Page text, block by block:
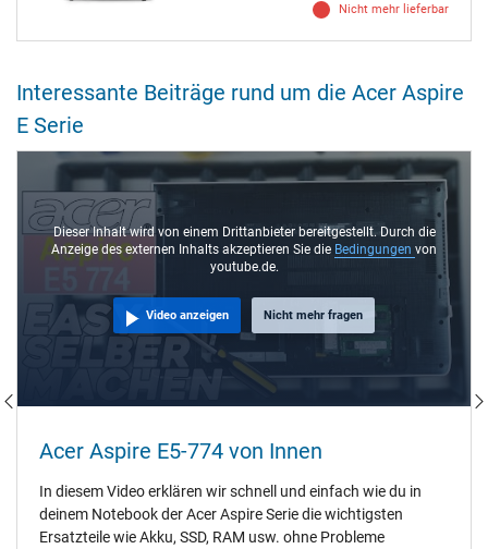
Nicht mehr lieferbar
Interessante Beiträge rund um die Acer Aspire
E Serie
Dieser Inhalt wird von einem Drittanbieter bereitgestellt. Durch die
Anzeige des externen Inhalts akzeptieren Sie die Bedingungen von
youtube.de.
Video anzeigen Nicht mehr fragen
Acer Aspire E5-774 von Innen
In diesem Video erklären wir schnell und einfach wie du in
deinem Notebook der Acer Aspire Serie die wichtigsten
Ersatzteile wie Akku, SSD, RAM usw. ohne Probleme